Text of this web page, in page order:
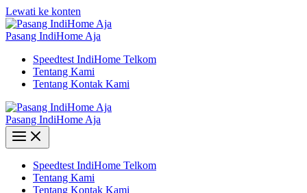
Lewati ke konten
Pasang IndiHome Aja
Speedtest IndiHome Telkom
Tentang Kami
Tentang Kontak Kami
Pasang IndiHome Aja
Speedtest IndiHome Telkom
Tentang Kami
Tentang Kontak Kami